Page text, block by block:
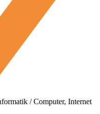
/ Computer, Internet